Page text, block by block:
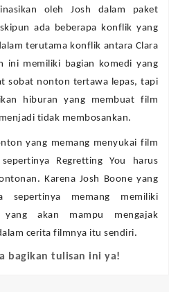
oleh Josh dalam paket
ada beberapa konflik yang
terutama konflik antara Clara
ini memiliki bagian komedi yang
sobat nonton tertawa lepas, tapi
hiburan yang membuat film
tidak membosankan.
yang memang menyukai film
Regretting You harus
Karena Josh Boone yang
memang memiliki
akan mampu mengajak
cerita filmnya itu sendiri.
bagikan tulisan ini ya!